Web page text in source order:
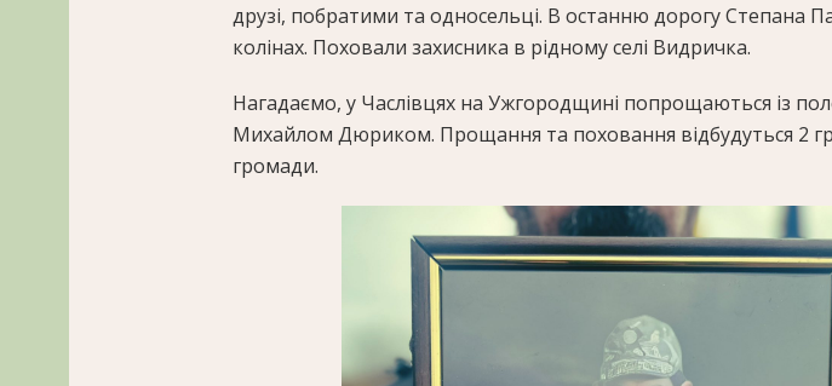
друзі, побратими та односельці. В останню дорогу Степана
колінах. Поховали захисника в рідному селі Видричка.
Нагадаємо, у Часлівцях на Ужгородщині попрощаються із
Михайлом Дюриком. Прощання та поховання відбудуться 2
громади.